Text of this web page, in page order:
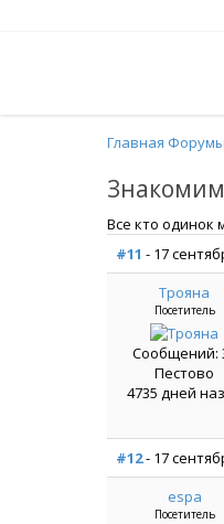
Главная Форумы
Все кто одинок
#11 - 17
Трояна
Посетитель
Сообщений:
Пестово
4735 дней
#12- 17
espa
Посетитель